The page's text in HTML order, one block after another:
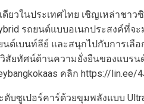
ยวในประเทศไทย เชิญเหล่าชา
รถยนต์แบบอเนกประสงค์ที่
เบนท์ลีย์ และสนุกไปกับการเลื
วิสัยทัศน์ด้านความยั่งยืนของแบร
คลิก https://lin.ee/
บซูเปอร์คาร์ด้วยขุมพลังแบบ